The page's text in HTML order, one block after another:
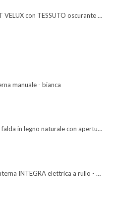
TAPPARELLA SOFT VELUX con TESSUTO oscurante solare
manuale - bianca
Finestra per tetti a falda in legno naturale con apertura a bilico manuale
Tenda oscurante interna INTEGRA elettrica a rullo - beige